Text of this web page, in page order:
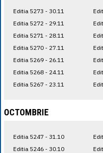
Editia 5273 - 30.11
Editia 5272 - 29.11
Editia 5271 - 28.11
Editia 5270 - 27.11
Editia 5269 - 26.11
Editia 5268 - 24.11
Editia 5267 - 23.11
OCTOMBRIE
Editia 5247 - 31.10
Editia 5246 - 30.10